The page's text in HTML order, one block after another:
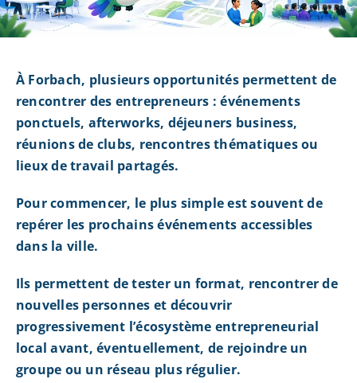
À Forbach, plusieurs opportunités permettent de
rencontrer des entrepreneurs : événements
ponctuels, afterworks, déjeuners business,
réunions de clubs, rencontres thématiques ou
lieux de travail partagés.
Pour commencer, le plus simple est souvent de
repérer les prochains événements accessibles
dans la ville.
Ils permettent de tester un format, rencontrer de
nouvelles personnes et découvrir
progressivement l’écosystème entrepreneurial
local avant, éventuellement, de rejoindre un
groupe ou un réseau plus régulier.